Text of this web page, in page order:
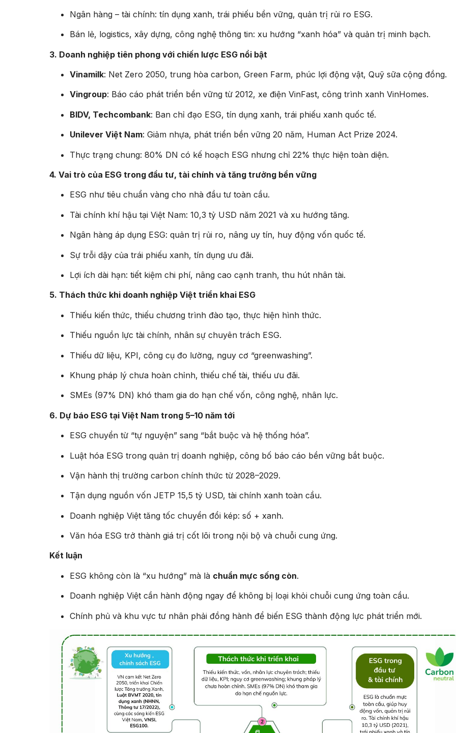
Ngân hàng – tài chính: tín dụng xanh, trái phiếu bền vững, quản trị rủi ro ESG.
Bán lẻ, logistics, xây dựng, công nghệ thông tin: xu hướng “xanh hóa” và quản trị minh bạch.
3. Doanh nghiệp tiên phong với chiến lược ESG nổi bật
Vinamilk: Net Zero 2050, trung hòa carbon, Green Farm, phúc lợi động vật, Quỹ sữa cộng đồng.
Vingroup: Báo cáo phát triển bền vững từ 2012, xe điện VinFast, công trình xanh VinHomes.
BIDV, Techcombank: Ban chỉ đạo ESG, tín dụng xanh, trái phiếu xanh quốc tế.
Unilever Việt Nam: Giảm nhựa, phát triển bền vững 20 năm, Human Act Prize 2024.
Thực trạng chung: 80% DN có kế hoạch ESG nhưng chỉ 22% thực hiện toàn diện.
4. Vai trò của ESG trong đầu tư, tài chính và tăng trưởng bền vững
ESG như tiêu chuẩn vàng cho nhà đầu tư toàn cầu.
Tài chính khí hậu tại Việt Nam: 10,3 tỷ USD năm 2021 và xu hướng tăng.
Ngân hàng áp dụng ESG: quản trị rủi ro, nâng uy tín, huy động vốn quốc tế.
Sự trỗi dậy của trái phiếu xanh, tín dụng ưu đãi.
Lợi ích dài hạn: tiết kiệm chi phí, nâng cao cạnh tranh, thu hút nhân tài.
5. Thách thức khi doanh nghiệp Việt triển khai ESG
Thiếu kiến thức, thiếu chương trình đào tạo, thực hiện hình thức.
Thiếu nguồn lực tài chính, nhân sự chuyên trách ESG.
Thiếu dữ liệu, KPI, công cụ đo lường, nguy cơ “greenwashing”.
Khung pháp lý chưa hoàn chỉnh, thiếu chế tài, thiếu ưu đãi.
SMEs (97% DN) khó tham gia do hạn chế vốn, công nghệ, nhân lực.
6. Dự báo ESG tại Việt Nam trong 5–10 năm tới
ESG chuyển từ “tự nguyện” sang “bắt buộc và hệ thống hóa”.
Luật hóa ESG trong quản trị doanh nghiệp, công bố báo cáo bền vững bắt buộc.
Vận hành thị trường carbon chính thức từ 2028–2029.
Tận dụng nguồn vốn JETP 15,5 tỷ USD, tài chính xanh toàn cầu.
Doanh nghiệp Việt tăng tốc chuyển đổi kép: số + xanh.
Văn hóa ESG trở thành giá trị cốt lõi trong nội bộ và chuỗi cung ứng.
Kết luận
ESG không còn là “xu hướng” mà là chuẩn mực sống còn.
Doanh nghiệp Việt cần hành động ngay để không bị loại khỏi chuỗi cung ứng toàn cầu.
Chính phủ và khu vực tư nhân phải đồng hành để biến ESG thành động lực phát triển mới.